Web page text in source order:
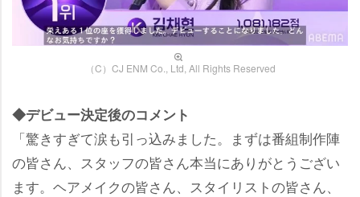
（C）CJ ENM Co., Ltd, All Rights Reserved
◆デビュー決定後のコメント
「驚きすぎて涙も引っ込みました。まずは番組制作陣
の皆さん、スタッフの皆さん本当にありがとうござい
ます。ヘアメイクの皆さん、スタイリストの皆さん、